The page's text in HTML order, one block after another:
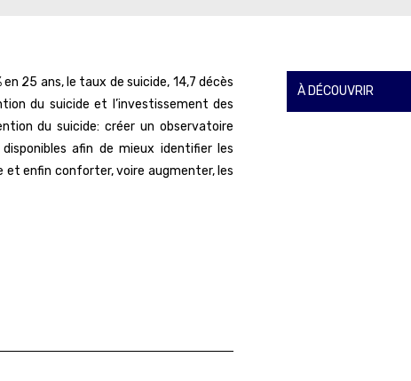
25 ans, le taux de suicide, 14,7 décès
du suicide et l’investissement des
du suicide: créer un observatoire
afin de mieux identifier les
et enfin conforter, voire augmenter, les
À DÉCOUVRIR